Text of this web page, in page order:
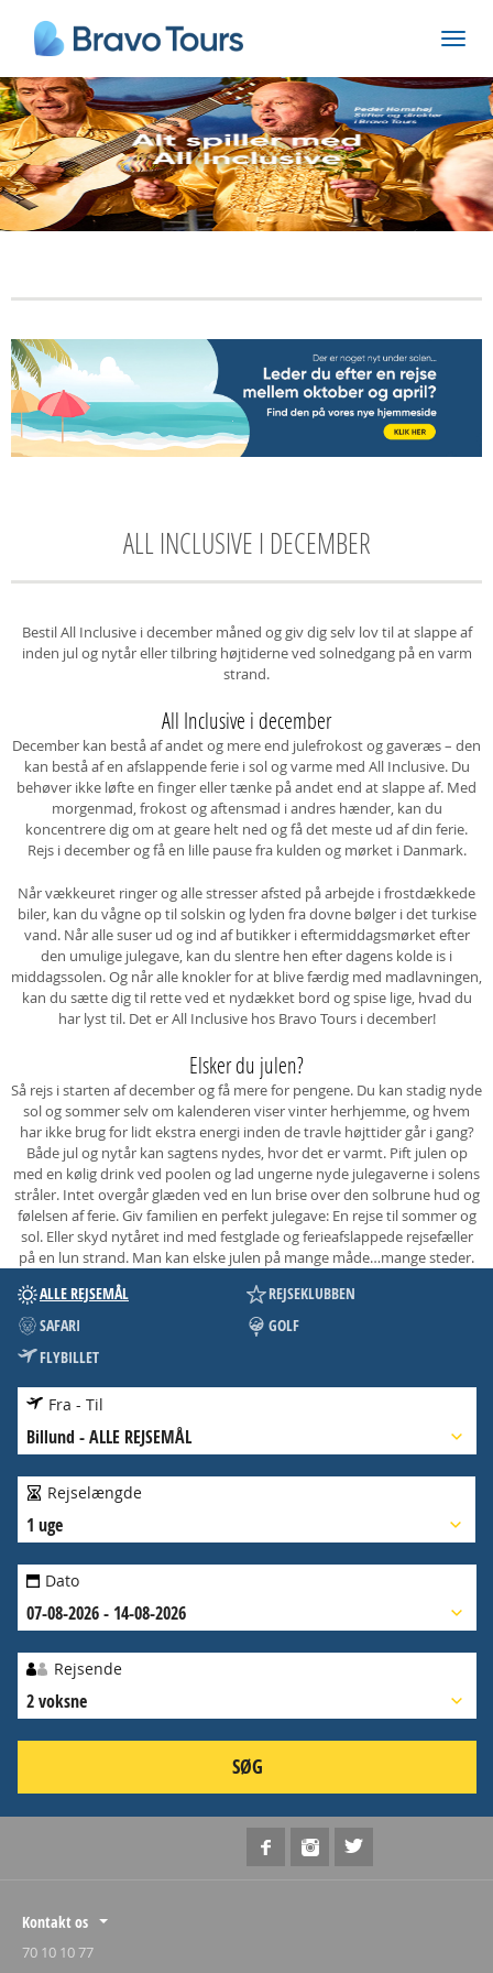
ALL INCLUSIVE I DECEMBER
Bestil All Inclusive i december måned og giv dig selv lov til at slappe af
inden jul og nytår eller tilbring højtiderne ved solnedgang på en varm
strand.
All Inclusive i december
December kan bestå af andet og mere end julefrokost og gaveræs – den
kan bestå af en afslappende ferie i sol og varme med All Inclusive. Du
behøver ikke løfte en finger eller tænke på andet end at slappe af. Med
morgenmad, frokost og aftensmad i andres hænder, kan du
koncentrere dig om at geare helt ned og få det meste ud af din ferie.
Rejs i december og få en lille pause fra kulden og mørket i Danmark.
Når vækkeuret ringer og alle stresser afsted på arbejde i frostdækkede
biler, kan du vågne op til solskin og lyden fra dovne bølger i det turkise
vand. Når alle suser ud og ind af butikker i eftermiddagsmørket efter
den umulige julegave, kan du slentre hen efter dagens kolde is i
middagssolen. Og når alle knokler for at blive færdig med madlavningen,
kan du sætte dig til rette ved et nydækket bord og spise lige, hvad du
har lyst til. Det er All Inclusive hos Bravo Tours i december!
Elsker du julen?
Så rejs i starten af december og få mere for pengene. Du kan stadig nyde
sol og sommer selv om kalenderen viser vinter herhjemme, og hvem
har ikke brug for lidt ekstra energi inden de travle højttider går i gang?
Både jul og nytår kan sagtens nydes, hvor det er varmt. Pift julen op
med en kølig drink ved poolen og lad ungerne nyde julegaverne i solens
stråler. Intet overgår glæden ved en lun brise over den solbrune hud og
følelsen af ferie. Giv familien en perfekt julegave: En rejse til sommer og
sol. Eller skyd nytåret ind med festglade og ferieafslappede rejsefæller
på en lun strand. Man kan elske julen på mange måde…mange steder.
ALLE REJSEMÅL
REJSEKLUBBEN
SAFARI
GOLF
FLYBILLET
Fra - Til
Billund -ALLE REJSEMÅL
Rejselængde
1 uge
Dato
07-08-2026 - 14-08-2026
Rejsende
2 voksne
SØG
Kontakt os
70 10 10 77